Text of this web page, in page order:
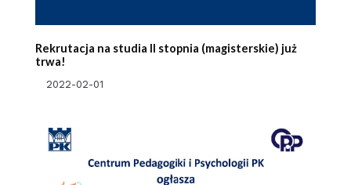
Rekrutacja na studia II stopnia (magisterskie) już
trwa!
2022-02-01